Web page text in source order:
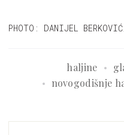
PHOTO: DANIJEL
haljine
novogodišnje